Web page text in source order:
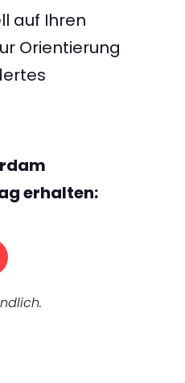
auf Ihren
Orientierung
erhalten: